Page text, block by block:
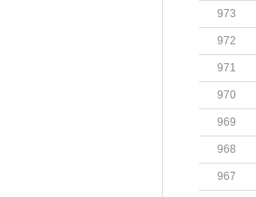
973
972
971
970
969
968
967